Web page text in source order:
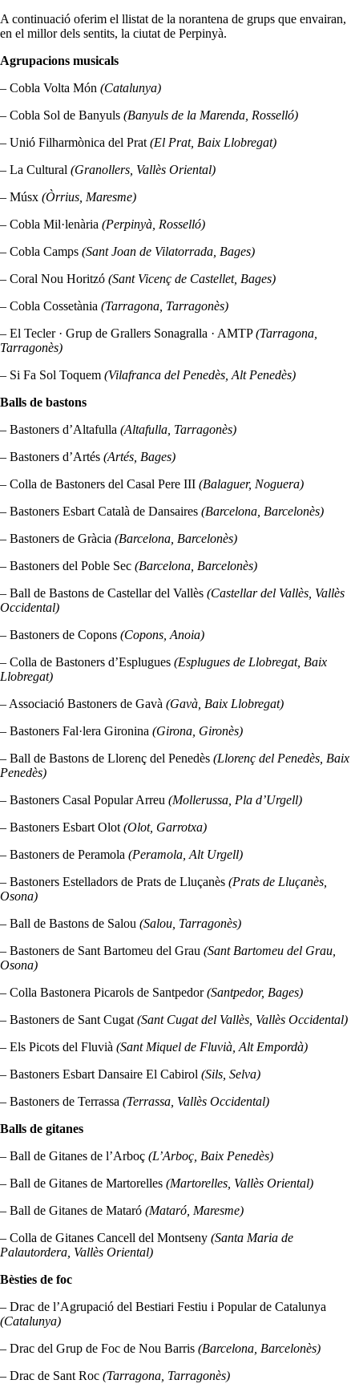
A continuació oferim el llistat de la norantena de grups que envairan,
en el millor dels sentits, la ciutat de Perpinyà.
Agrupacions musicals
– Cobla Volta Món (Catalunya)
– Cobla Sol de Banyuls (Banyuls de la Marenda, Rosselló)
– Unió Filharmònica del Prat(El Prat, Baix Llobregat)
– La Cultural (Granollers, Vallès Oriental)
– Músx (Òrrius, Maresme)
– Cobla Mil·lenària (Perpinyà, Rosselló)
– Cobla Camps (Sant Joan de Vilatorrada, Bages)
– Coral Nou Horitzó (Sant Vicenç de Castellet, Bages)
– Cobla Cossetània (Tarragona, Tarragonès)
– El Tecler · Grup de Grallers Sonagralla · AMTP(Tarragona,
Tarragonès)
– Si Fa Sol Toquem (Vilafranca del Penedès, Alt Penedès)
Balls de bastons
– Bastoners d’Altafulla (Altafulla, Tarragonès)
– Bastoners d’Artés (Artés, Bages)
– Colla de Bastoners del Casal Pere III (Balaguer, Noguera)
– Bastoners Esbart Català de Dansaires (Barcelona, Barcelonès)
– Bastoners de Gràcia (Barcelona, Barcelonès)
– Bastoners del Poble Sec (Barcelona, Barcelonès)
– Ball de Bastons de Castellar del Vallès (Castellar del Vallès, Vallès
Occidental)
– Bastoners de Copons (Copons, Anoia)
– Colla de Bastoners d’Esplugues (Esplugues de Llobregat, Baix
Llobregat)
– Associació Bastoners de Gavà (Gavà, Baix Llobregat)
– Bastoners Fal·lera Gironina (Girona, Gironès)
– Ball de Bastons de Llorenç del Penedès (Llorenç del Penedès, Baix
Penedès)
– Bastoners Casal Popular Arreu (Mollerussa, Pla d’Urgell)
– Bastoners Esbart Olot(Olot, Garrotxa)
– Bastoners de Peramola (Peramola, Alt Urgell)
– Bastoners Estelladors de Prats de Lluçanès (Prats de Lluçanès,
Osona)
– Ball de Bastons de Salou (Salou, Tarragonès)
– Bastoners de Sant Bartomeu del Grau (Sant Bartomeu del Grau,
Osona)
– Colla Bastonera Picarols de Santpedor(Santpedor, Bages)
– Bastoners de Sant Cugat(Sant Cugat del Vallès, Vallès Occidental)
– Els Picots del Fluvià (Sant Miquel de Fluvià, Alt Empordà)
– Bastoners Esbart Dansaire El Cabirol (Sils, Selva)
– Bastoners de Terrassa (Terrassa, Vallès Occidental)
Balls de gitanes
– Ball de Gitanes de l’Arboç (L’Arboç, Baix Penedès)
– Ball de Gitanes de Martorelles (Martorelles, Vallès Oriental)
– Ball de Gitanes de Mataró (Mataró, Maresme)
– Colla de Gitanes Cancell del Montseny (Santa Maria de
Palautordera, Vallès Oriental)
Bèsties de foc
– Drac de l’Agrupació del Bestiari Festiu i Popular de Catalunya
(Catalunya)
– Drac del Grup de Foc de Nou Barris (Barcelona, Barcelonès)
– Drac de Sant Roc (Tarragona, Tarragonès)